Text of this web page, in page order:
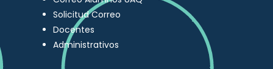
Solicitud Correo
Docentes
Administrativos